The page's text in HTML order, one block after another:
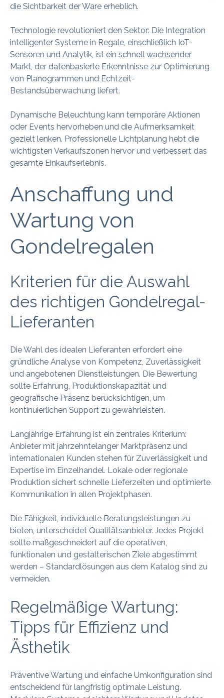
die Sichtbarkeit der Ware erheblich.
Technologie revolutioniert den Sektor: Die Integration
intelligenter Systeme in Regale, einschließlich IoT-
Sensoren und Analytik, ist ein schnell wachsender
Markt, der datenbasierte Erkenntnisse zur Optimierung
von Planogrammen und Echtzeit-
Bestandsüberwachung liefert.
Dynamische Beleuchtung kann temporäre Aktionen
oder Events hervorheben und die Aufmerksamkeit
gezielt lenken. Professionelle Lichtplanung hebt die
wichtigsten Verkaufszonen hervor und verbessert das
gesamte Einkaufserlebnis.
Anschaffung und
Wartung von
Gondelregalen
Kriterien für die Auswahl
des richtigen Gondelregal-
Lieferanten
Die Wahl des idealen Lieferanten erfordert eine
gründliche Analyse von Kompetenz, Zuverlässigkeit
und angebotenen Dienstleistungen. Die Bewertung
sollte Erfahrung, Produktionskapazität und
geografische Präsenz berücksichtigen, um
kontinuierlichen Support zu gewährleisten.
Langjährige Erfahrung ist ein zentrales Kriterium:
Anbieter mit jahrzehntelanger Marktpräsenz und
internationalen Kunden stehen für Zuverlässigkeit und
Expertise im Einzelhandel. Lokale oder regionale
Produktion sichert schnelle Lieferzeiten und optimierte
Kommunikation in allen Projektphasen.
Die Fähigkeit, individuelle Beratungsleistungen zu
bieten, unterscheidet Qualitätsanbieter. Jedes Projekt
sollte maßgeschneidert auf die operativen,
funktionalen und gestalterischen Ziele abgestimmt
werden – Standardlösungen aus dem Katalog sind zu
vermeiden.
Regelmäßige Wartung:
Tipps für Effizienz und
Ästhetik
Präventive Wartung und einfache Umkonfiguration sind
entscheidend für langfristig optimale Leistung.